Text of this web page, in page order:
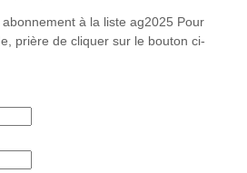
à la liste ag2025 Pour
prière de cliquer sur le bouton ci-